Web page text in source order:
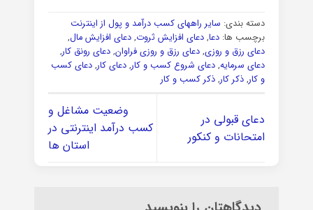
دسته بندی: سایر راههای کسب درآمد و پول از اینترنت
برچسب ها: دعا, دعای افزایش ثروت, دعای افزایش مال,
دعای رزق و روزی, دعای رزق و روزی فراوان, دعای رونق کار,
دعای سرمایه, دعای شروع کسب و کار, دعای کار, دعای کسب
و کار, ذکر کار, ذکر کسب و کار
دعای قبولی در
امتحانات و کنکور
وضعیت مشاغل و
کسب درآمد اینترنتی در
استان ها